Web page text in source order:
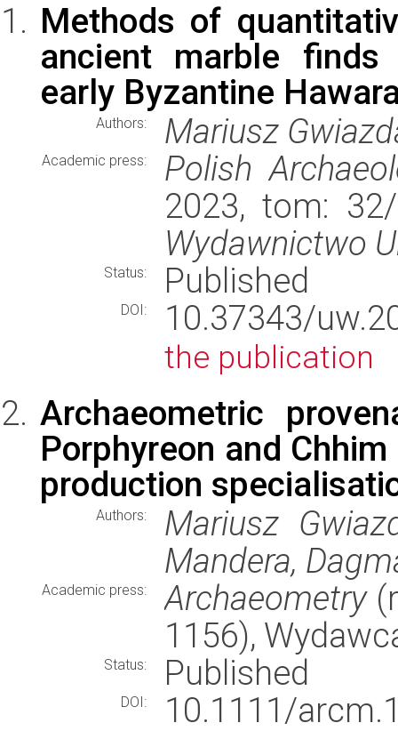
Methods of
ancient marble
early Byzantine
Authors: Mariusz
Academic press:
Polish
2023, tom:
Wydawnictwo
Status: Published
DOI: 10.37343/
the publication
Archaeometric
Porphyreon and
production
Authors:
Mariusz
Mandera,
Academic press: Archaeometry
1156),
Status: Published
DOI:
10.1111/